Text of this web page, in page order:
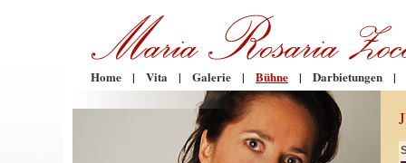
Home | Vita | Galerie | Bühne | Darbietungen |